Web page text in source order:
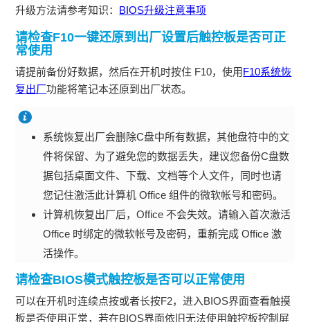
升级方法请参考知识： BIOS升级注意事项
请检查F10一键还原到出厂设置后触控板是否可正
常使用
请提前备份好数据，然后在开机时按住 F10，使用F10系统恢
复出厂功能将笔记本还原到出厂状态。
系统恢复出厂会删除C盘中所有数据，其他盘符中的文
件将保留、为了避免您的数据丢失，建议您备份C盘数
据包括桌面文件、下载、文档等个人文件，同时也请
您记住激活此计算机 Office 组件的微软帐号和密码。
计算机恢复出厂后，Office 不会失效。请输入首次激活
Office 时绑定的微软帐号及密码，重新完成 Office 激
活操作。
请检查BIOS模式触控板是否可以正常使用
可以在开机时连续点按或者长按F2，进入BIOS界面查看触摸
板是否使用正常，若在BIOS界面依旧无法使用触控板控制屏